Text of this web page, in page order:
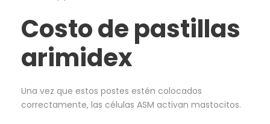
Costo de pastillas
arimidex
Una vez que estos postes estén colocados
correctamente, las células ASM activan mastocitos.